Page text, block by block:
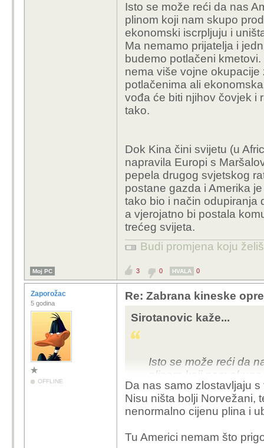
Isto se može reći da nas
plinom koji nam skupo
ekonomski iscrpljuju i
Ma nemamo prijatelja i
budemo potlačeni
nema više vojne
potlačenima ali
vođa će biti njihov čovjek i
tako.
Dok Kina čini svijetu (u
napravila Europi s
pepela drugog svjetskog
postane gazda i Amerika
tako bio i način odupiranja
a vjerojatno bi postala
trećeg svijeta.
Budi promjena koju
Moj PC 3 0 HVALA 0
Zaporožac
5 godina
OFFLINE
Re: Zabrana kineske
Sirotanovic kaže...
Isto se može reći da
plinom koji nam
tome nas ekonomski
Da nas samo zlostavljaju
Nisu ništa bolji Norvežani,
nenormalno cijenu plina i
Tu Americi nemam što